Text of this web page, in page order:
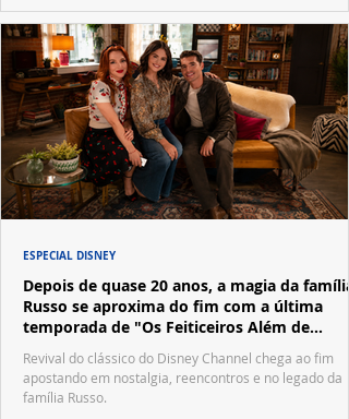
Depois de quase 20 anos, a magia da família
Russo se aproxima do fim com a última
temporada de "Os Feiticeiros Além de
Revival do clássico do Disney Channel chega ao fim
apostando em nostalgia, reencontros e no legado da
família Russo.
ESPECIAL DISNEY